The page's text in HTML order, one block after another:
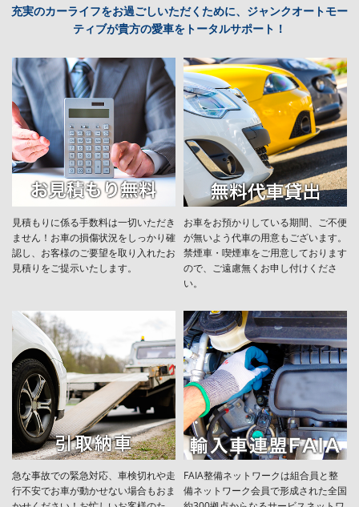
充実のカーライフをお過ごしいただくために、ジャンクオートモー
ティブが貴方の愛車をトータルサポート！
見積もりに係る手数料は一切いただき
ません！お車の損傷状況をしっかり確
認し、お客様のご要望を取り入れたお
見積りをご提示いたします。
お車をお預かりしている期間、ご不便
が無いよう代車の用意もございます。
禁煙車・喫煙車をご用意しております
ので、ご遠慮無くお申し付けくださ
い。
急な事故での緊急対応、車検切れや走
行不安でお車が動かせない場合もおま
FAIA整備ネットワークは組合員と整
備ネットワーク会員で形成された全国